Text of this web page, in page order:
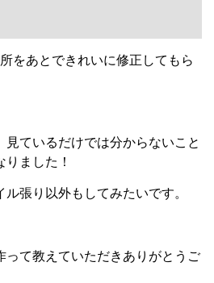
をあとできれいに修正してもら
ているだけでは分からないこと
ました！
張り以外もしてみたいです。
って教えていただきありがとうご